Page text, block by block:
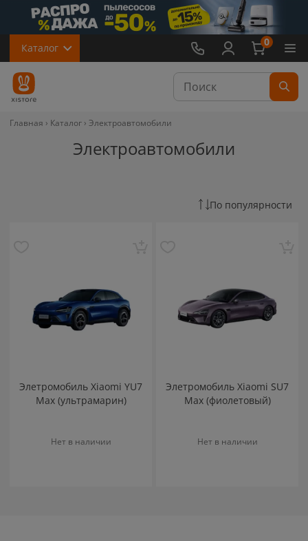
Каталог 0
Главная Каталог Электроавтомобили
Электроавтомобили
По популярности
Элетромобиль Xiaomi YU7
Max (ультрамарин)
Нет в наличии
Элетромобиль Xiaomi SU7
Max (фиолетовый)
Нет в наличии